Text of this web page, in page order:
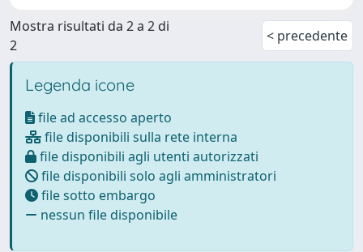
Mostra risultati da 2 a 2 di
2
< precedente
Legenda icone
file ad accesso aperto
file disponibili sulla rete interna
file disponibili agli utenti autorizzati
file disponibili solo agli amministratori
file sotto embargo
nessun file disponibile